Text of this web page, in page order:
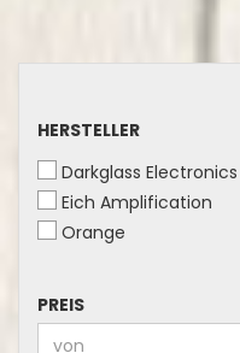
HERSTELLER
HERSTELLER
Darkglass Electronics
Eich Amplification
Orange
PREIS
PREIS
Preis bis